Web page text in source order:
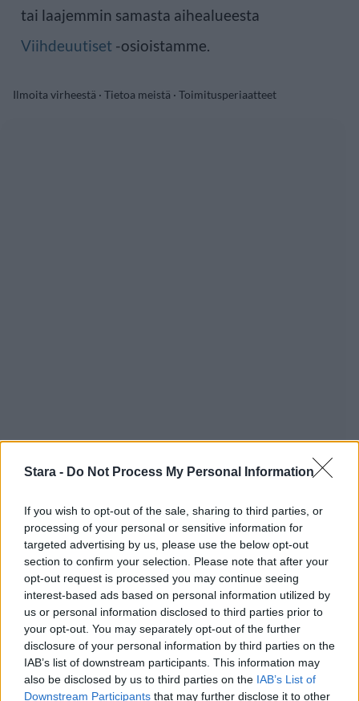
Stara - Do Not Process My Personal Information
If you wish to opt-out of the sale, sharing to third parties, or
processing of your personal or sensitive information for
targeted advertising by us, please use the below opt-out
section to confirm your selection. Please note that after your
opt-out request is processed you may continue seeing
interest-based ads based on personal information utilized by
us or personal information disclosed to third parties prior to
your opt-out. You may separately opt-out of the further
disclosure of your personal information by third parties on the
IAB’s list of downstream participants. This information may
also be disclosed by us to third parties on the IAB’s List of
Downstream Participants that may further disclose it to other
tai laajemmin samasta aihealueesta
Viihdeuutiset -osioistamme.
Ilmoita virheestä · Tietoa meistä · Toimitusperiaatteet
Staran luetuimmat